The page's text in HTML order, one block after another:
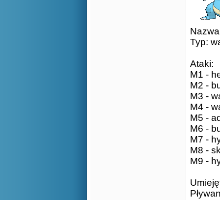
Typ:
Ataki:
M1 -
M2 -
M3 -
M4 -
M5 -
M6 -
M7 -
M8 -
M9 -